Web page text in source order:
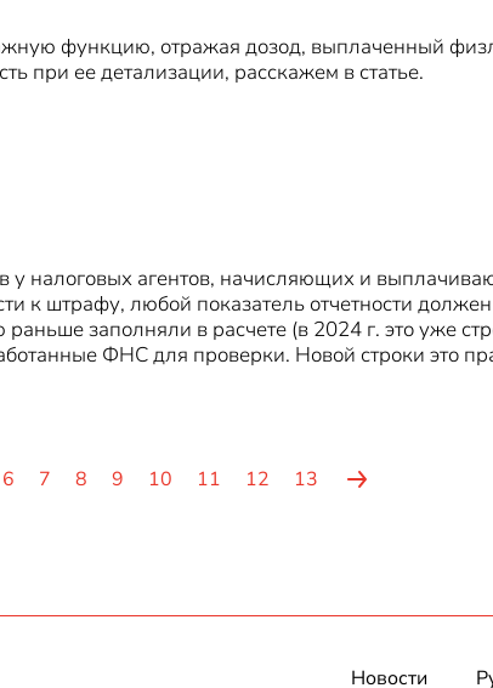
функцию, отражая дозод, выплаченный
при ее детализации, расскажем в статье.
налоговых агентов, начисляющих и
к штрафу, любой показатель отчетности должен
заполняли в расчете (в 2024 г. это уже
ФНС для проверки. Новой строки это
6 7 8 9 10 11 12 13
Новости